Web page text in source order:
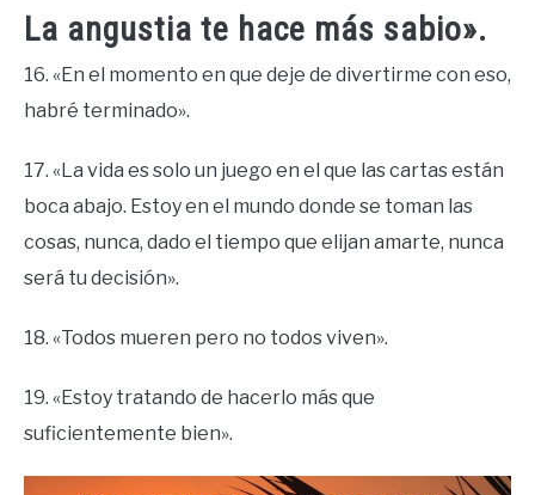
La angustia te hace más sabio».
16. «En el momento en que deje de divertirme con eso,
habré terminado».
17. «La vida es solo un juego en el que las cartas están
boca abajo. Estoy en el mundo donde se toman las
cosas, nunca, dado el tiempo que elijan amarte, nunca
será tu decisión».
18. «Todos mueren pero no todos viven».
19. «Estoy tratando de hacerlo más que
suficientemente bien».